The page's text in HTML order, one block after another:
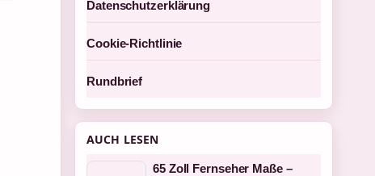
Datenschutzerklärung
Cookie-Richtlinie
Rundbrief
AUCH LESEN
65 Zoll Fernseher Maße –